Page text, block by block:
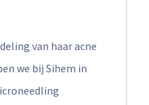
van haar acne
we bij Sihem in